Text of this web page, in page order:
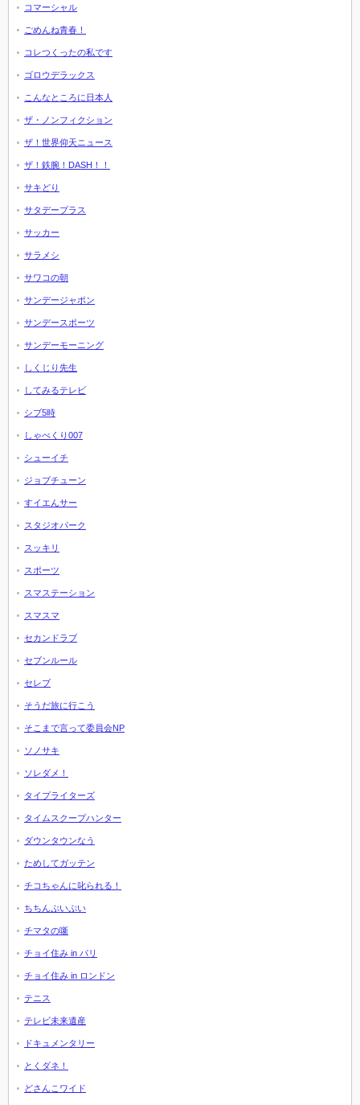
コマーシャル
ごめんね青春！
コレつくったの私です
ゴロウデラックス
こんなところに日本人
ザ・ノンフィクション
ザ！世界仰天ニュース
ザ！鉄腕！DASH！！
サキどり
サタデープラス
サッカー
サラメシ
サワコの朝
サンデージャポン
サンデースポーツ
サンデーモーニング
しくじり先生
してみるテレビ
シブ5時
しゃべくり007
シューイチ
ジョブチューン
すイエんサー
スタジオパーク
スッキリ
スポーツ
スマステーション
スマスマ
セカンドラブ
セブンルール
セレブ
そうだ旅に行こう
そこまで言って委員会NP
ソノサキ
ソレダメ！
タイプライターズ
タイムスクープハンター
ダウンタウンなう
ためしてガッテン
チコちゃんに叱られる！
ちちんぷいぷい
チマタの噺
チョイ住み in パリ
チョイ住み in ロンドン
テニス
テレビ未来遺産
ドキュメンタリー
とくダネ！
どさんこワイド